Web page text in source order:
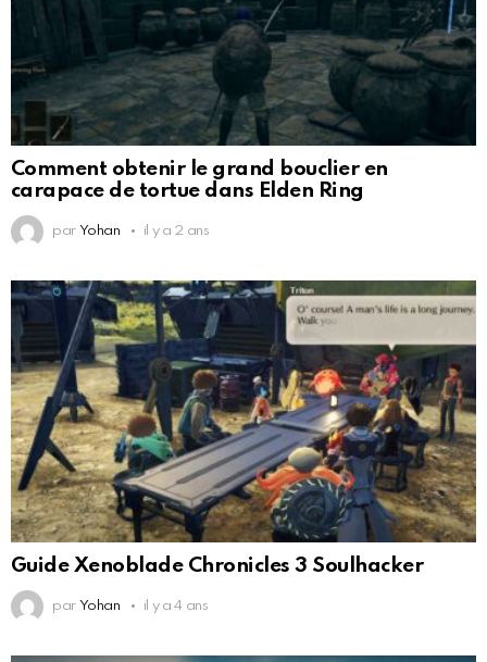
Comment obtenir le grand bouclier en
carapace de tortue dans Elden Ring
par Yohan il y a 2 ans
Guide Xenoblade Chronicles 3 Soulhacker
par Yohan il y a 4 ans